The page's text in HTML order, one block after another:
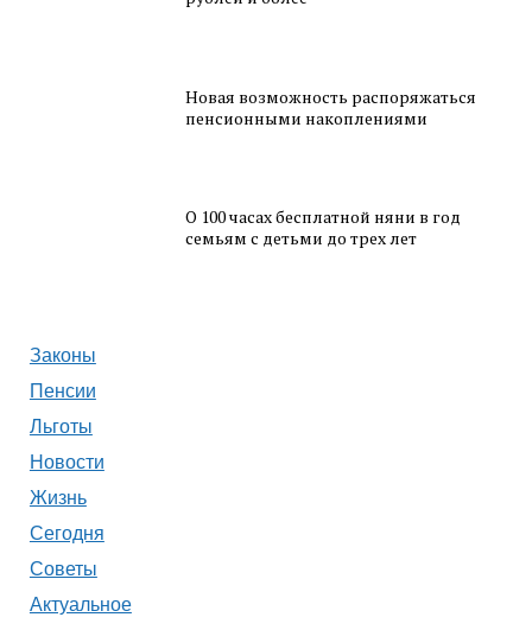
Новая возможность распоряжаться
пенсионными накоплениями
О 100 часах бесплатной няни в год
семьям с детьми до трех лет
Законы
Пенсии
Льготы
Новости
Жизнь
Сегодня
Советы
Актуальное